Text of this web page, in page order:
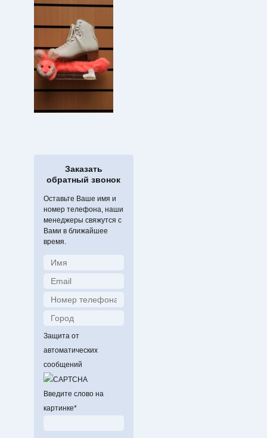
Заказать
обратный звонок
Оставьте Ваше имя и
номер телефона, наши
менеджеры свяжутся с
Вами в ближайшее
время.
Защита от
автоматических
сообщений
Введите слово на
картинке*